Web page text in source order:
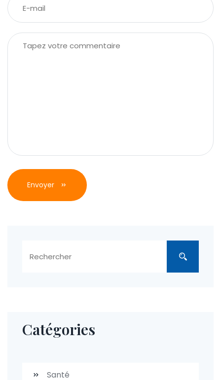
Envoyer
Catégories
Santé